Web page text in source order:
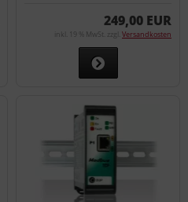
249,00 EUR
inkl. 19 % MwSt. zzgl. Versandkosten